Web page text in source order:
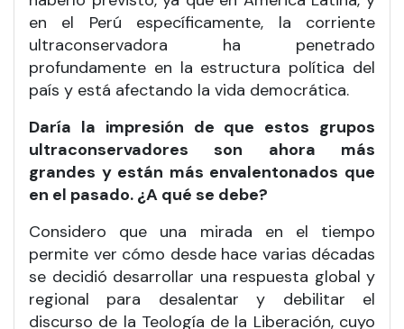
en el Perú específicamente, la corriente
ultraconservadora ha penetrado
profundamente en la estructura política del
país y está afectando la vida democrática.
Daría la impresión de que estos grupos
ultraconservadores son ahora más
grandes y están más envalentonados que
en el pasado. ¿A qué se debe?
Considero que una mirada en el tiempo
permite ver cómo desde hace varias décadas
se decidió desarrollar una respuesta global y
regional para desalentar y debilitar el
discurso de la Teología de la Liberación, cuyo